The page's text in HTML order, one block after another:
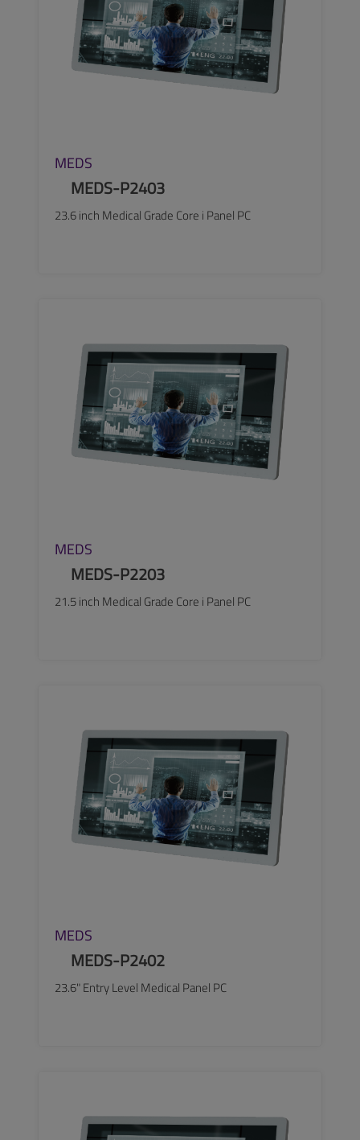
MEDS
MEDS-P2403
23.6 inch Medical Grade Core i Panel PC
MEDS
MEDS-P2203
21.5 inch Medical Grade Core i Panel PC
MEDS
MEDS-P2402
23.6" Entry Level Medical Panel PC